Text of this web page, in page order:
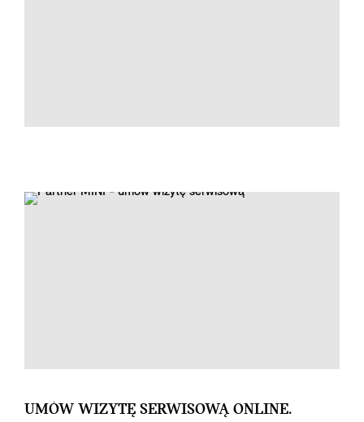
UMÓW WIZYTĘ SERWISOWĄ ONLINE.